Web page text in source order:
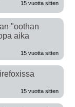
15 vuotta sitten
"oothan
aika
15 vuotta sitten
15 vuotta sitten